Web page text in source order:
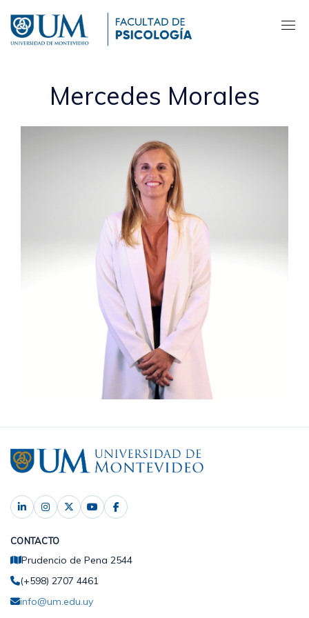
contenido
principal
Mercedes Morales
CONTACTO
Prudencio de Pena 2544
(+598) 2707 4461
info@um.edu.uy